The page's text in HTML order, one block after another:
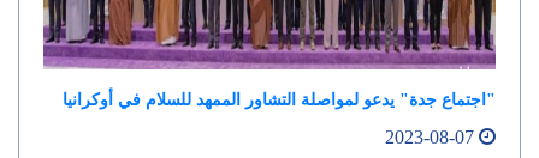
"اجتماع جدة" يدعو لمواصلة التشاور الممهد للسلام في أوكرانيا